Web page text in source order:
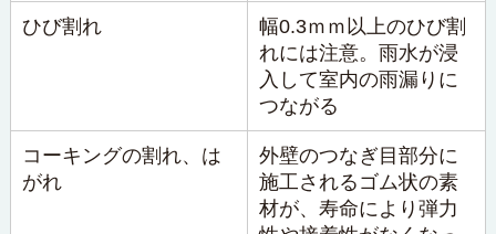
ひび割れ
幅0.3ｍｍ以上のひび割
れには注意。雨水が浸
入して室内の雨漏りに
つながる
コーキングの割れ、は
がれ
外壁のつなぎ目部分に
施工されるゴム状の素
材が、寿命により弾力